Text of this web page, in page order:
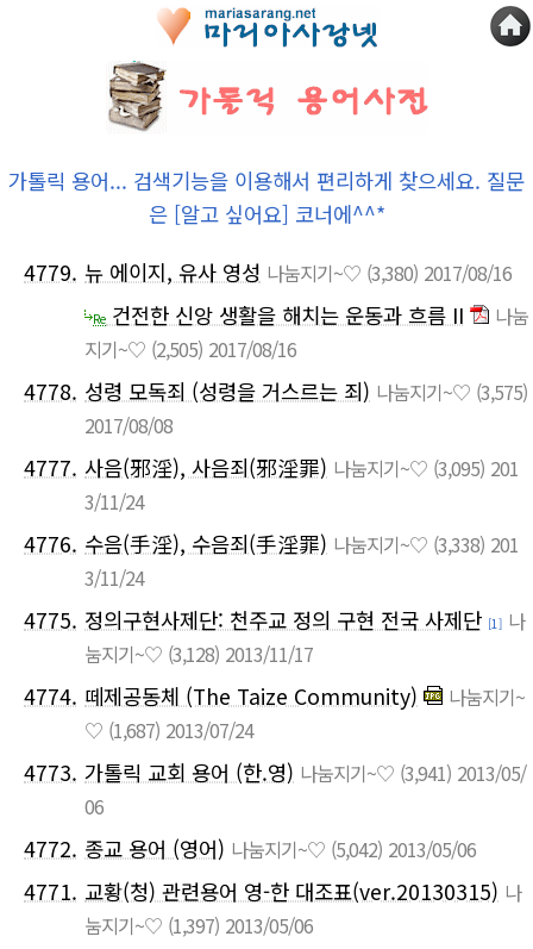
가톨릭 용어... 검색기능을 이용해서 편리하게 찾으세요. 질문
은 [알고 싶어요] 코너에^^*
4779. 뉴 에이지, 유사 영성 나눔지기~♡ (3,380) 2017/08/16
Re 건전한 신앙 생활을 해치는 운동과 흐름 II
나눔
지기~♡ (2,505) 2017/08/16
4778. 성령 모독죄 (성령을 거스르는 죄) 나눔지기~♡ (3,575)
2017/08/08
4777. 사음(邪淫), 사음죄(邪淫罪) 나눔지기~♡ (3,095) 201
3/11/24
4776. 수음(手淫), 수음죄(手淫罪) 나눔지기~♡ (3,338) 201
3/11/24
4775. 정의구현사제단: 천주교 정의 구현 전국 사제단 [1] 나
눔지기~♡ (3,128) 2013/11/17
4774. 떼제공동체 (The Taize Community)
나눔지기~
♡ (1,687) 2013/07/24
4773. 가톨릭 교회 용어 (한.영) 나눔지기~♡ (3,941) 2013/05/
06
4772. 종교 용어 (영어) 나눔지기~♡ (5,042) 2013/05/06
4771. 교황(청) 관련용어 영-한 대조표(ver.20130315) 나
눔지기~♡ (1,397) 2013/05/06